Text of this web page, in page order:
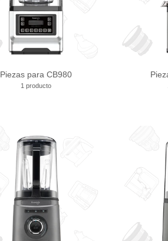
Piezas para CB980
1 producto